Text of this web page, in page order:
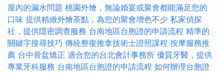
屋內的漏水問題 桃園外燴，無論婚宴或聚會都能滿足您的
口味 提供精緻外燴茶點，為您的聚會增色不少 私家偵探
社，提供隱密調查服務 台南地區台胞證的申請流程 精準的
關鍵字搜尋技巧 傳統整復推拿技術士證照課程 按摩服務推
薦 台中骨盆矯正 適合您的台北會計事務所 優質牙醫，提供
專業牙科服務 台南地區台胞證的申請流程 如何辦理台胞證